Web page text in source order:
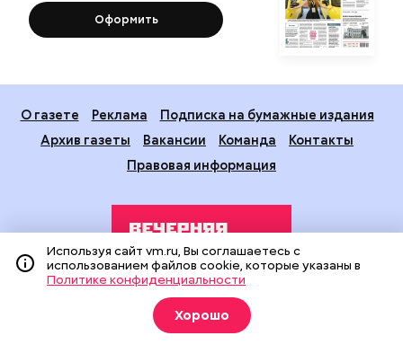
Оформить
О газете Реклама
Подписка на бумажные издания
Архив газеты
Вакансии Команда
Контакты
Правовая информация
Издание создано при финансовой поддержке Департамента
средств массовой информации и рекламы города Москвы.
На сайте применяются рекомендательные технологии
Используя сайт vm.ru, Вы соглашаетесь с
использованием файлов cookie, которые указаны в
Политике конфиденциальности
Хорошо